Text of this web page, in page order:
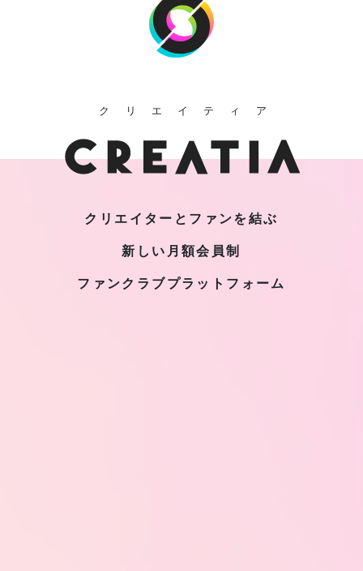
クリエイティア
クリエイターとファンを結ぶ
新しい月額会員制
ファンクラブプラットフォーム